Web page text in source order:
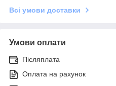
Всі умови доставки
Умови оплати
Післяплата
Оплата на рахунок